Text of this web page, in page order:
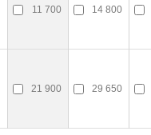
11 700 14 800
21 900 29 650